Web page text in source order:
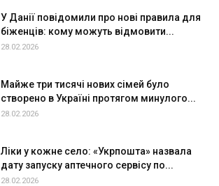
У Данії повідомили про нові правила для
біженців: кому можуть відмовити...
28.02.2026
Майже три тисячі нових сімей було
створено в Україні протягом минулого...
28.02.2026
Ліки у кожне село: «Укрпошта» назвала
дату запуску аптечного сервісу по...
28.02.2026